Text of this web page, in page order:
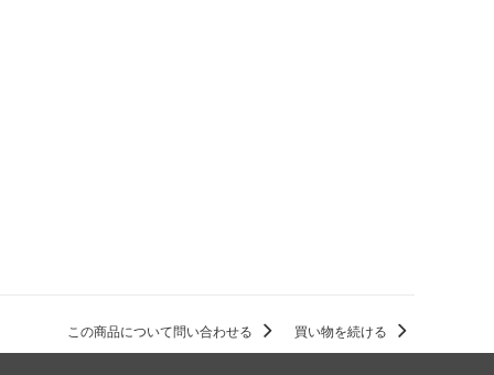
この商品について問い合わせる 買い物を続ける